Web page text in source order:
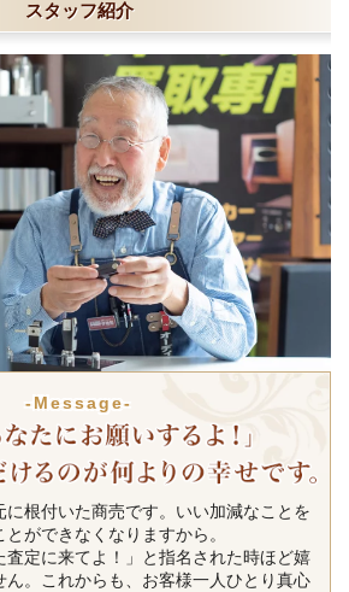
スタッフ紹介
-Message-
に根付いた商売です。いい加減なことを
ができなくなりますから。
査定に来てよ！」と指名された時ほど嬉
ん。これからも、お客様一人ひとり真心